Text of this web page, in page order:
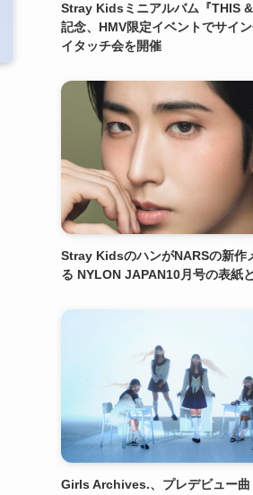
Stray Kidsミニアルバム『THIS
記念、HMV限定イベントでサイ
イタッチ会を開催
Stray KidsのハンがNARSの新作
る NYLON JAPAN10月号の表紙
Girls Archives.、プレデビュー